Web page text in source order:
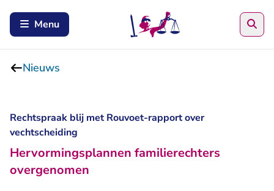
Menu
Nieuws
Rechtspraak blij met Rouvoet-rapport over
vechtscheiding
Hervormingsplannen familierechters
overgenomen